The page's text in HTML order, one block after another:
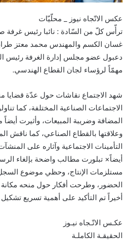
عكس الاتّجاه نيوز _ محلّيّات
ترأّس كلّ من السّادة : نائبا رئيس غرفة
غسان الكسم والمهندس محمد معتز
دعبول عضو مجلس إدارة الغرفة رئيس
مهمّاً لرؤساء لجان القطاع الهندسي.
شهد الاجتماع نقاشات حول عدّة قضايا
الاجتماعات الصناعية المختلفة، كما
المضافة وضريبة المبيعات، وأثيرت
وعلاقتها بالقطاع الصناعي، كما ناقش
التأمينات الاجتماعية وآثاره على
أيضاً× تبلورت مطالب واضحة بإلغاء
مستلزمات الإنتاج، وحظي موضوع
الحضور، وطرحت أفكار حول منحه مكانة
أخيراً تم التأكيد على أهمية تسريع
عكـس الاتّـجاه نيـوز
الحقيقـة الكاملـة